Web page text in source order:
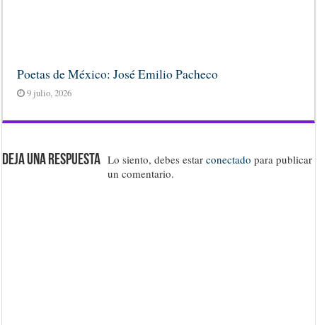
Poetas de México: José Emilio Pacheco
9 julio, 2026
Deja una respuesta Lo siento, debes estarconectado para publicar
un comentario.